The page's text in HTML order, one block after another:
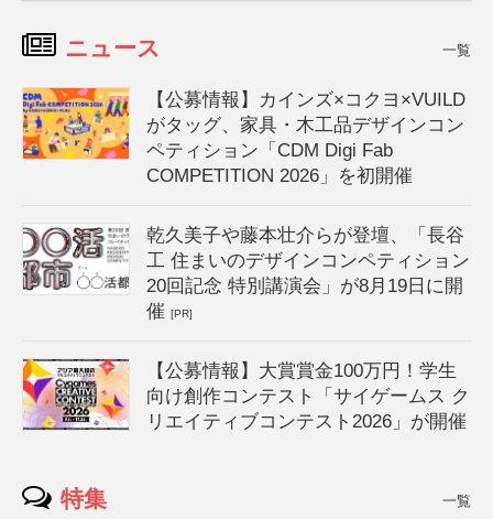
ニュース 一覧
【公募情報】カインズ×コクヨ×VUILD
がタッグ、家具・木工品デザインコン
ペティション「CDM Digi Fab
COMPETITION 2026」を初開催
乾久美子や藤本壮介らが登壇、「長谷
工 住まいのデザインコンペティション
20回記念 特別講演会」が8月19日に開
催[PR]
【公募情報】大賞賞金100万円！学生
向け創作コンテスト「サイゲームス ク
リエイティブコンテスト2026」が開催
特集 一覧